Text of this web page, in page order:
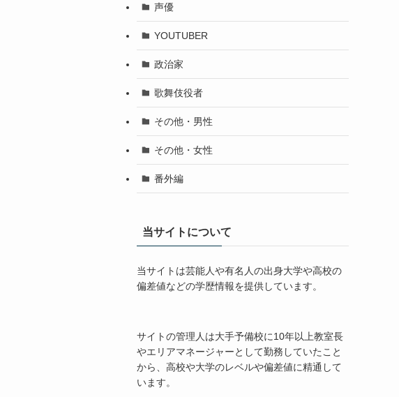
声優
YOUTUBER
政治家
歌舞伎役者
その他・男性
その他・女性
番外編
当サイトについて
当サイトは芸能人や有名人の出身大学や高校の
偏差値などの学歴情報を提供しています。
サイトの管理人は大手予備校に10年以上教室長
やエリアマネージャーとして勤務していたこと
から、高校や大学のレベルや偏差値に精通して
います。